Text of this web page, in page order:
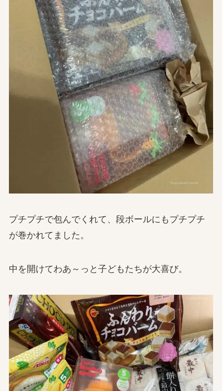
プチプチで包んでくれて、段ボールにもプチプチ
が巻かれてました。
中を開けてわあ～っと子どもたちが大喜び。